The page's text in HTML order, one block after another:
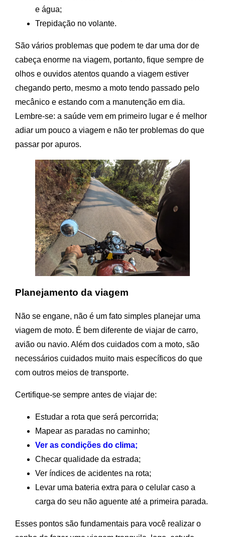
e água;
Trepidação no volante.
São vários problemas que podem te dar uma dor de
cabeça enorme na viagem, portanto, fique sempre de
olhos e ouvidos atentos quando a viagem estiver
chegando perto, mesmo a moto tendo passado pelo
mecânico e estando com a manutenção em dia.
Lembre-se: a saúde vem em primeiro lugar e é melhor
adiar um pouco a viagem e não ter problemas do que
passar por apuros.
Planejamento da viagem
Não se engane, não é um fato simples planejar uma
viagem de moto. É bem diferente de viajar de carro,
avião ou navio. Além dos cuidados com a moto, são
necessários cuidados muito mais específicos do que
com outros meios de transporte.
Certifique-se sempre antes de viajar de:
Estudar a rota que será percorrida;
Mapear as paradas no caminho;
Ver as condições do clima;
Checar qualidade da estrada;
Ver índices de acidentes na rota;
Levar uma bateria extra para o celular caso a
carga do seu não aguente até a primeira parada.
Esses pontos são fundamentais para você realizar o